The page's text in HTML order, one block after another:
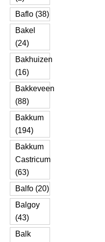
Baflo (38)
Bakel
(24)
Bakhuizen
(16)
Bakkeveen
(88)
Bakkum
(194)
Bakkum
Castricum
(63)
Balfo (20)
Balgoy
(43)
Balk